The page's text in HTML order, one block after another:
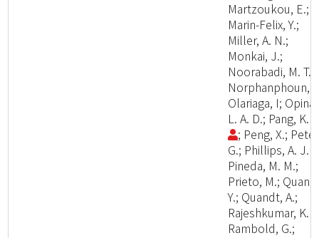
Martzoukou, E.;
Marin-Felix, Y.;
Miller, A. N.;
Monkai, J.;
Noorabadi, M. T.;
Norphanphoun,
Olariaga, I; Opina,
L. A. D.; Pang, K.
; Peng, X.;
G.; Phillips, A. J.
Pineda, M. M.;
Prieto, M.; Quan,
Y.; Quandt, A.;
Rajeshkumar, K.
Rambold, G.;